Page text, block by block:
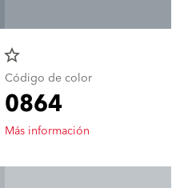
star_border
Código de color
0864
Más información